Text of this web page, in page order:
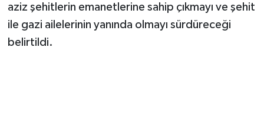
aziz şehitlerin emanetlerine sahip çıkmayı ve şehit
ile gazi ailelerinin yanında olmayı sürdüreceği
belirtildi.